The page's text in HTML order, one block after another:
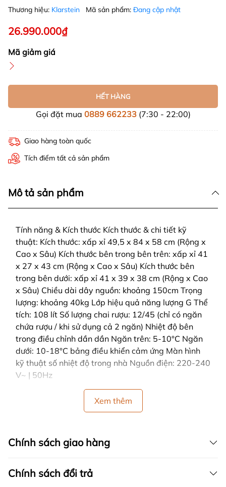
Thương hiệu: Klarstein Mã sản phẩm: Đang cập nhật
26.990.000₫
Mã giảm giá
HẾT HÀNG
Gọi đặt mua 0889 662233(7:30 - 22:00)
Giao hàng toàn quốc
Tích điểm tất cả sản phẩm
Mô tả sản phẩm
Tính năng & Kích thước Kích thước & chi tiết kỹ
thuật: Kích thước: xấp xỉ 49,5 x 84 x 58 cm (Rộng x
Cao x Sâu) Kích thước bên trong bên trên: xấp xỉ 41
x 27 x 43 cm (Rộng x Cao x Sâu) Kích thước bên
trong bên dưới: xấp xỉ 41 x 39 x 38 cm (Rộng x Cao
x Sâu) Chiều dài dây nguồn: khoảng 150cm Trọng
lượng: khoảng 40kg Lớp hiệu quả năng lượng G Thể
tích: 108 lít Số lượng chai rượu: 12/45 (chỉ có ngăn
chứa rượu / khi sử dụng cả 2 ngăn) Nhiệt độ bên
trong điều chỉnh dần dần Ngăn trên: 5-10°C Ngăn
dưới: 10-18°C bảng điều khiển cảm ứng Màn hình
kỹ thuật số nhiệt độ trong nhà Nguồn điện: 220-240
V~ | 50Hz
Xem thêm
Chính sách giao hàng
Chính sách đổi trả